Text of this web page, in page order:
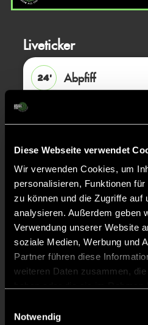
Diese Webseite verwendet
Wir verwenden Cookies, um
personalisieren, Funktionen
zu können und die Zugriffe auf
analysieren. Außerdem geben
Verwendung unserer Website
soziale Medien, Werbung und
Partner führen diese
weiteren Daten zusammen,
Notwendig
Liveticker
24'
Abpfiff
16' TOR 6:0,
15' TOR 5:0,
TOR 4:0,